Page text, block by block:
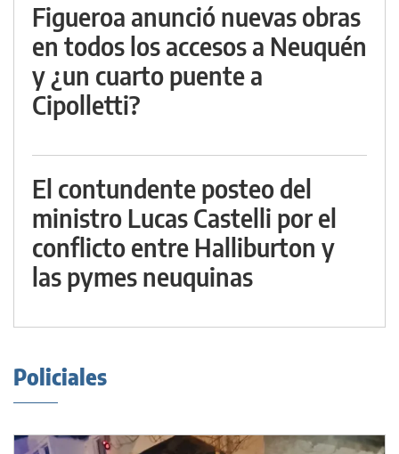
Figueroa anunció nuevas obras
en todos los accesos a Neuquén
y ¿un cuarto puente a
Cipolletti?
El contundente posteo del
ministro Lucas Castelli por el
conflicto entre Halliburton y
las pymes neuquinas
Policiales